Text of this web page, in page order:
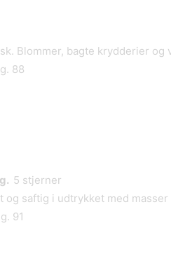
Blommer, bagte krydderier og
88
5 stjerner
saftig i udtrykket med
91